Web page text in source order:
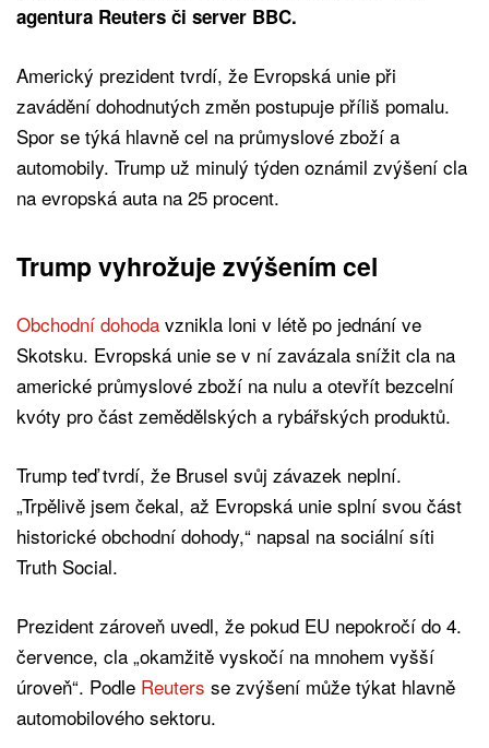
agentura Reuters či server BBC.
Americký prezident tvrdí, že Evropská unie při
zavádění dohodnutých změn postupuje příliš pomalu.
Spor se týká hlavně cel na průmyslové zboží a
automobily. Trump už minulý týden oznámil zvýšení cla
na evropská auta na 25 procent.
Trump vyhrožuje zvýšením cel
Obchodní dohoda vznikla loni v létě po jednání ve
Skotsku. Evropská unie se v ní zavázala snížit cla na
americké průmyslové zboží na nulu a otevřít bezcelní
kvóty pro část zemědělských a rybářských produktů.
Trump teď tvrdí, že Brusel svůj závazek neplní.
„Trpělivě jsem čekal, až Evropská unie splní svou část
historické obchodní dohody,“ napsal na sociální síti
Truth Social.
Prezident zároveň uvedl, že pokud EU nepokročí do 4.
července, cla „okamžitě vyskočí na mnohem vyšší
úroveň“. Podle Reuters se zvýšení může týkat hlavně
automobilového sektoru.